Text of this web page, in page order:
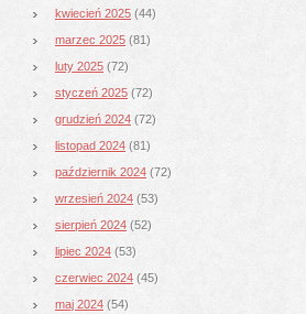
kwiecień 2025 (44)
marzec 2025 (81)
luty 2025 (72)
styczeń 2025 (72)
grudzień 2024 (72)
listopad 2024 (81)
październik 2024 (72)
wrzesień 2024 (53)
sierpień 2024 (52)
lipiec 2024 (53)
czerwiec 2024 (45)
maj 2024 (54)